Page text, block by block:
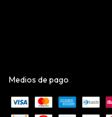
Medios de pago